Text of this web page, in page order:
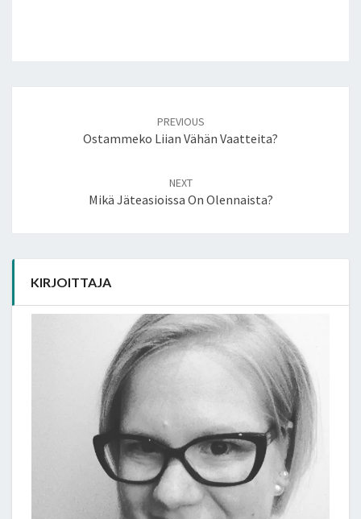
PREVIOUS
Ostammeko Liian Vähän Vaatteita?
NEXT
Mikä Jäteasioissa On Olennaista?
KIRJOITTAJA